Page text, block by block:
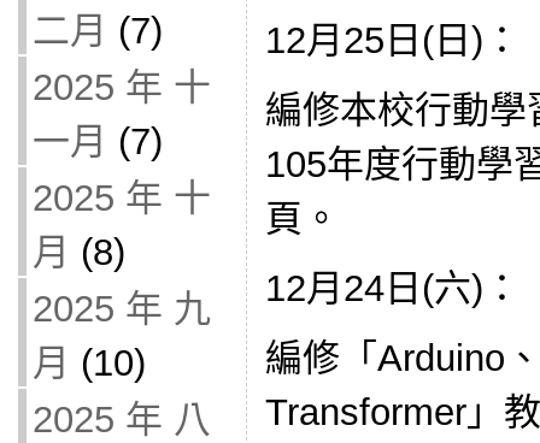
二月 (7)
2025 年 十
一月 (7)
2025 年 十
月 (8)
2025 年 九
月 (10)
2025 年 八
12月25日(日)：
編修本校行動
105年度行動學
頁。
12月24日(六)：
編修「Arduino
Transformer」